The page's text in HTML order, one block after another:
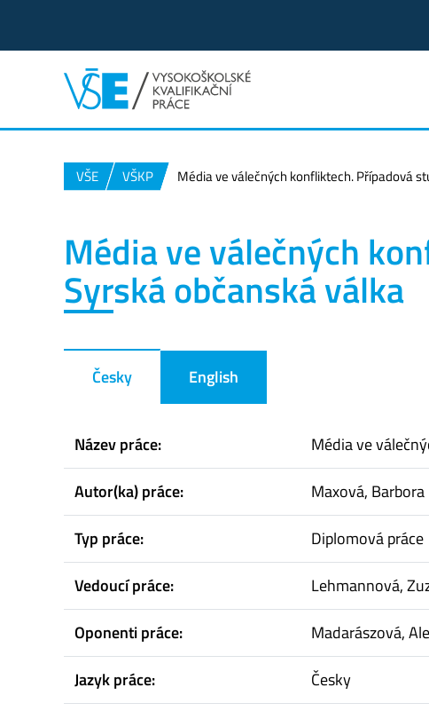
VŠE VŠKP Média ve válečných konfliktech. Případová
Média ve válečných
Syrská občanská válka
Česky English
Název práce:
Média ve
Autor(ka) práce:
Maxová, Barbora
Typ práce:
Diplomová práce
Vedoucí práce:
Lehmannová,
Oponenti práce:
Madarászová,
Jazyk práce:
Česky